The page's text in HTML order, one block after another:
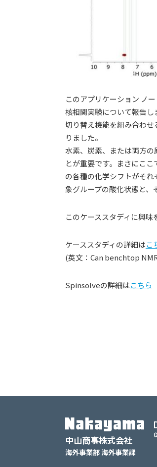
このアプリケーション ノ
核相関実験について報告
切り替え機能を組み合わ
りました。
水素、炭素、または両方
とが重要です。まさにこ
の各種の化学シフトがそ
象グループの酸化状態と、
このケーススタディに興味
ケーススタディの詳細はこ
(英文：Can benchtop
Spinsolveの詳細はこちら
中山商事株式会社
海外事業部 海外事業課